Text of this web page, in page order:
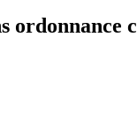
ordonnance